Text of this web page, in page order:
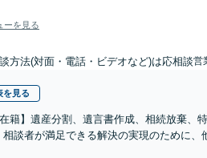
ーを見る
方法(対面・電話・ビデオなど)は応相談営
を見る
籍】遺産分割、遺言書作成、相続放棄、
談者が満足できる解決の実現のために